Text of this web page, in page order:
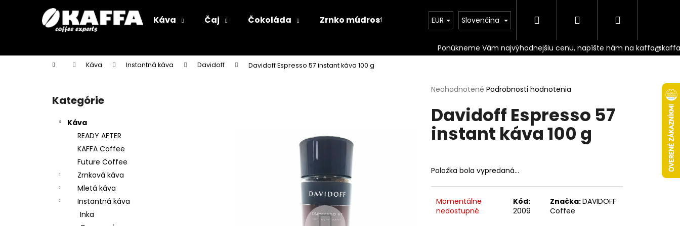
Káva Čaj Čokoláda Zrnko múdrosti Kontakt Doprava
EUR Slovenčina Hľadať PrihlásenieNákupný
košík
Domov Káva Instantná káva Davidoff Davidoff Espresso 57 instant káva 100 g
Preskočiť
kategórie
Kategórie
Káva
READY AFTER
KAFFA Coffee
Future Coffee
Zrnková káva
Mletá káva
Instantná káva
Inka
Priemerné
produktu
je
0,0
Neohodnotené Podrobnosti hodnotenia
Davidoff Espresso 57
instant káva 100 g
Položka bola vypredaná…
Momentálne
nedostupné
Kód:
2009
Značka:DAVIDOFF
Coffee
k
Späť
obchodu
Späť
obchodu
Čo potrebujete nájsť?
Odporúčame
Nasledujúce